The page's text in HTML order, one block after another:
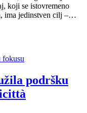
koji se istovremeno
ima jedinstven cilj –…
fokusu
podršku